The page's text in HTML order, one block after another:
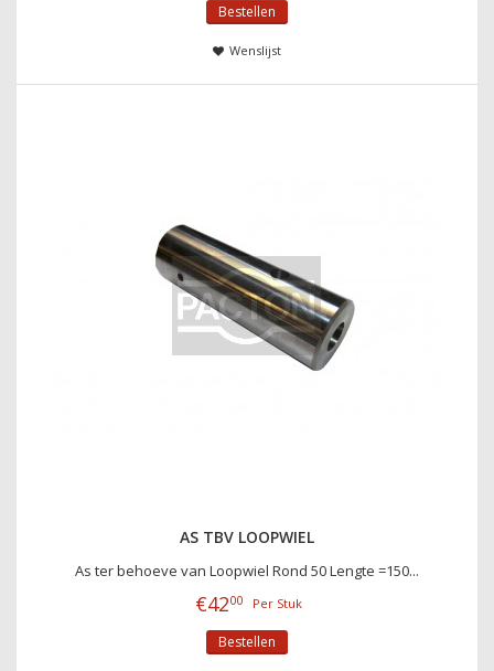
Bestellen
Wenslijst
AS TBV LOOPWIEL
As ter behoeve van Loopwiel Rond 50 Lengte =150...
€4200 Per Stuk
Bestellen